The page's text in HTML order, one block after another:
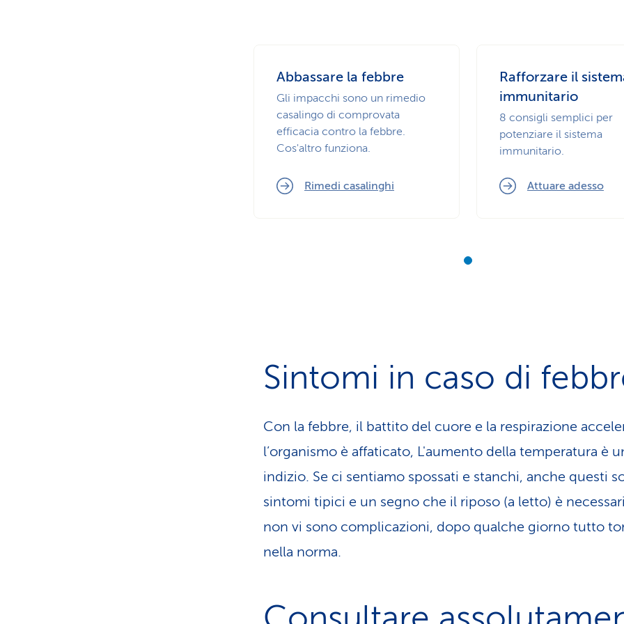
Abbassare la febbre
Gli impacchi sono un rimedio
casalingo di comprovata
efficacia contro la febbre.
Cos'altro funziona.
Rimedi casalinghi
Rafforzare il
immunitario
8 consigli semplici per
potenziare il sistema
immunitario.
Attuare adesso
Sintomi in caso di
Con la febbre, il battito del cuore e la respirazione
l’organismo è affaticato, L'aumento della temperatura è
indizio. Se ci sentiamo spossati e stanchi, anche questi
sintomi tipici e un segno che il riposo (a letto) è
non vi sono complicazioni, dopo qualche giorno tutto
nella norma.